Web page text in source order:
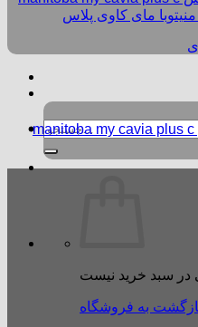
جستجو
به فروشگاه